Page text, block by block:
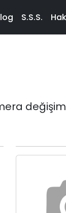
S.S.S.